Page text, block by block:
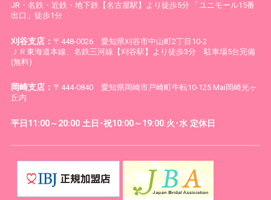
JR・名鉄・近鉄・地下鉄【名古屋駅】より徒歩5分 「ユニモール15番
出口」徒歩1分
刈谷支店： 〒448-0026 愛知県刈谷市中山町2丁目10-2
ＪＲ東海道本線、名鉄三河線【刈谷駅】より徒歩3分 駐車場5台完備
(無料)
岡崎支店： 〒444-0840 愛知県岡崎市戸崎町牛転10-125 Mai岡崎光ヶ
丘内
平日11:00～20:00 土日･祝10:00～19:00 火･水 定休日